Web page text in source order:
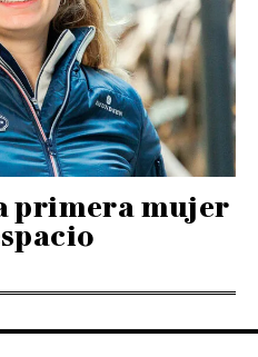
primera mujer